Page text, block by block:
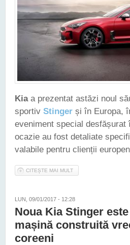
Kiaa prezentat astăzi noul
sportiv Stinger și în Europa,
eveniment special desfășurat
ocazie au fost detaliate
valabile pentru clienții
CITEȘTE MAI MULT
LUN, 09/01/2017 - 12:28
Noua Kia Stinger
mașină construită
coreeni